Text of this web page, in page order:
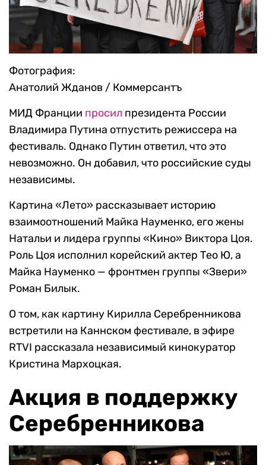
Фотография:
Анатолий Жданов / Коммерсантъ
МИД Франции просил президента России
Владимира Путина отпустить режиссера на
фестиваль. Однако Путин ответил, что это
невозможно. Он добавил, что российские суды
независимы.
Картина «Лето» рассказывает историю
взаимоотношений Майка Науменко, его жены
Натальи и лидера группы «Кино» Виктора Цоя.
Роль Цоя исполнил корейский актер Тео Ю, а
Майка Науменко — фронтмен группы «Звери»
Роман Билык.
О том, как картину Кирилла Серебренникова
встретили на Каннском фестивале, в эфире
RTVI рассказала независимый кинокуратор
Кристина Мархоцкая.
Акция в поддержку
Серебренникова